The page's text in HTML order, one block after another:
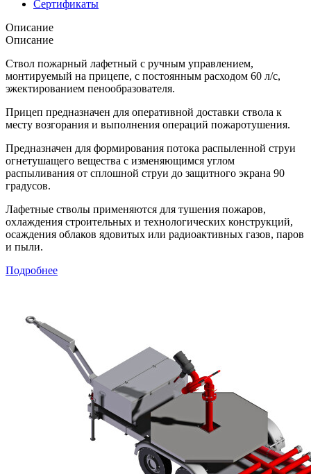
Сертификаты
Описание
Описание
Ствол пожарный лафетный с ручным управлением,
монтируемый на прицепе, с постоянным расходом 60 л/с,
эжектированием пенообразователя.
Прицеп предназначен для оперативной доставки ствола к
месту возгорания и выполнения операций пожаротушения.
Предназначен для формирования потока распыленной струи
огнетушащего вещества с изменяющимся углом
распыливания от сплошной струи до защитного экрана 90
градусов.
Лафетные стволы применяются для тушения пожаров,
охлаждения строительных и технологических конструкций,
осаждения облаков ядовитых или радиоактивных газов, паров
и пыли.
Подробнее